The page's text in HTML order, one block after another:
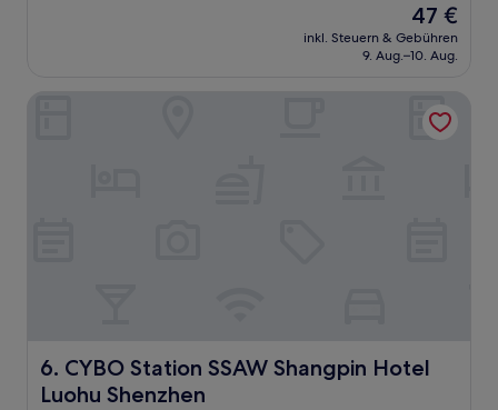
Der
Preis
beträgt
47 €
inkl. Steuern & Gebühren
9. Aug.–10. Aug.
6. CYBO Station SSAW Shangpin Hotel
Luohu Shenzhen
CYBO Station SSAW Shangpin Hotel Luohu Shenzhen
CYBO Station SSAW Shangpin Hotel Luohu Shenzhen